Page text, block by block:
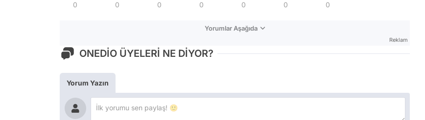
0 0 0 0 0 0 0
Yorumlar Aşağıda
Reklam
ONEDİO ÜYELERİ NE DİYOR?
Yorum Yazın